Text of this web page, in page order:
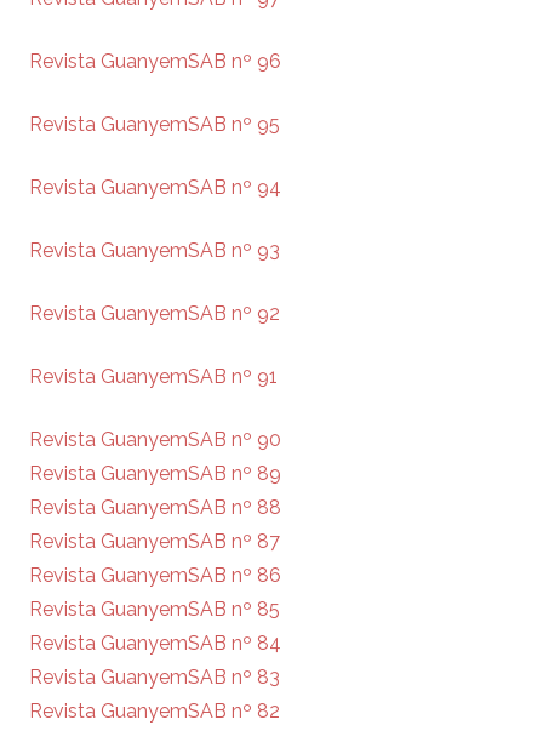
Revista GuanyemSAB nº 96
Revista GuanyemSAB nº 95
Revista GuanyemSAB nº 94
Revista GuanyemSAB nº 93
Revista GuanyemSAB nº 92
Revista GuanyemSAB nº 91
Revista GuanyemSAB nº 90
Revista GuanyemSAB nº 89
Revista GuanyemSAB nº 88
Revista GuanyemSAB nº 87
Revista GuanyemSAB nº 86
Revista GuanyemSAB nº 85
Revista GuanyemSAB nº 84
Revista GuanyemSAB nº 83
Revista GuanyemSAB nº 82